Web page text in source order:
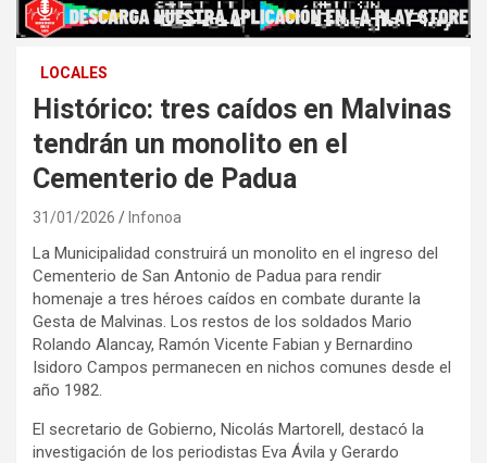
LOCALES
Histórico: tres caídos en Malvinas
tendrán un monolito en el
Cementerio de Padua
31/01/2026 Infonoa
La Municipalidad construirá un monolito en el ingreso del
Cementerio de San Antonio de Padua para rendir
homenaje a tres héroes caídos en combate durante la
Gesta de Malvinas. Los restos de los soldados Mario
Rolando Alancay, Ramón Vicente Fabian y Bernardino
Isidoro Campos permanecen en nichos comunes desde el
año 1982.
El secretario de Gobierno, Nicolás Martorell, destacó la
investigación de los periodistas Eva Ávila y Gerardo